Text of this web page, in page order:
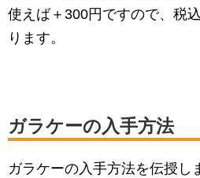
使えば＋300円ですので、税
ります。
ガラケーの入手方法
ガラケーの入手方法を伝授し